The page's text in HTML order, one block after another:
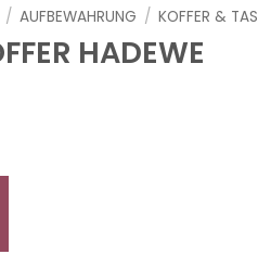
/ AUFBEWAHRUNG / KOFFER &
HADEWE